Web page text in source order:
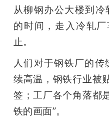
从柳钢办公大楼到
的时间，走入冷轧
止。
人们对于钢铁厂的
续高温，钢铁行业被
签；工厂各个角落都
铁的画面”。